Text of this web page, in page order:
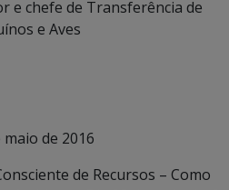
e chefe de Transferência de
e Aves
de 2016
de Recursos – Como